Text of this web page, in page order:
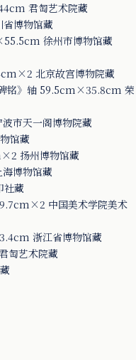
君匋艺术院藏
博物馆藏
徐州市博物馆藏
北京故宫博物院藏
碑铭》轴 59.5cm×35.8cm 荣
市天一阁博物院藏
馆藏
扬州博物馆藏
博物馆藏
社藏
中国美术学院美术
浙江省博物馆藏
匋艺术院藏